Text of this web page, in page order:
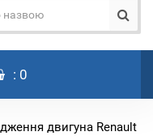
: 0
двигуна Renault